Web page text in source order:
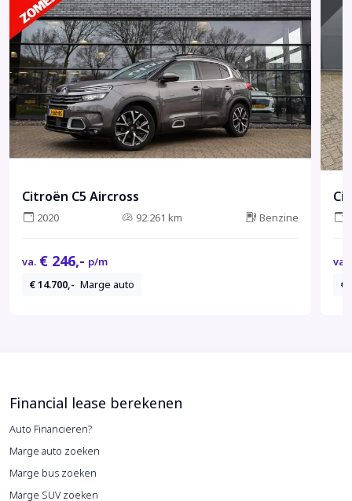
Citroën C5 Aircross
2020 92.261 km Benzine
va. € 246,- p/m
€ 14.700,- Marge auto
va.
€
Financial lease berekenen
Auto Financieren?
Marge auto zoeken
Marge bus zoeken
Marge SUV zoeken